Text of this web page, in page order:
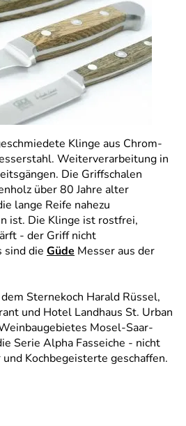
Klinge aus Chrom-
Weiterverarbeitung in
Die Griffschalen
über 80 Jahre alter
lange Reife nahezu
ist. Die Klinge ist rostfrei,
- der Griff nicht
sind die Güde Messer aus der
Sternekoch Harald Rüssel,
und Hotel Landhaus St. Urban
Mosel-Saar-
Serie Alpha Fasseiche - nicht
Kochbegeisterte geschaffen.